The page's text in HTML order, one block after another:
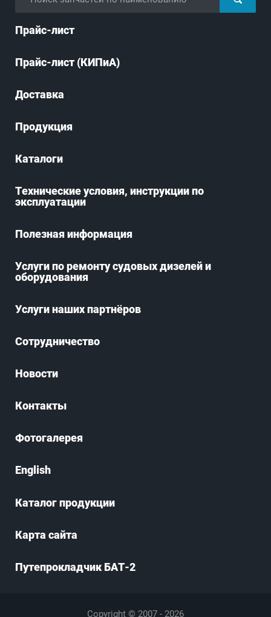
Прайс-лист
Прайс-лист (КИПиА)
Доставка
Продукция
Каталоги
Технические условия, инструкции по
эксплуатации
Полезная информация
Услуги по ремонту судовых дизелей и
оборудования
Услуги наших партнёров
Сотрудничество
Новости
Контакты
Фотогалерея
English
Каталог продукции
Карта сайта
Путепрокладчик БАТ-2
Copyright © 2007 - 2026